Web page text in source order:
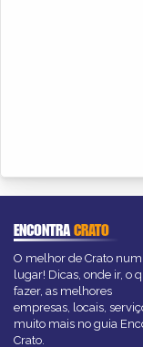
ENCONTRACRATO
O melhor de Crato num
lugar! Dicas, onde ir, o
fazer, as melhores
empresas, locais,
muito mais no guia
Crato.